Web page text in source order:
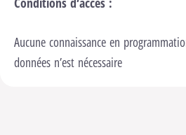
Aucune connaissance en
données n’est nécessaire